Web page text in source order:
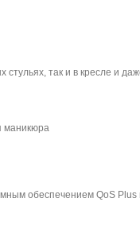
так и в кресле и
маникюра
обеспечением QoS